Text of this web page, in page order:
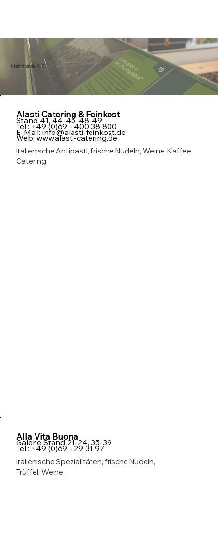
Marktstände A-Z
Alasti Catering & Feinkost
Stand 41, 44-45, 48-49
Tel.: +49 (0)69 - 400 38 800
E-Mail:info@alasti-feinkost.de
Web:www.alasti-catering.de
Italienische Antipasti, frische Nudeln, Weine, Kaffee,
Catering
Alla Vita Buona
Galerie Stand 21-24, 35-39
Tel.: +49 (0)69 - 29 31 97
Italienische Spezialitäten, frische Nudeln,
Trüffel, Weine